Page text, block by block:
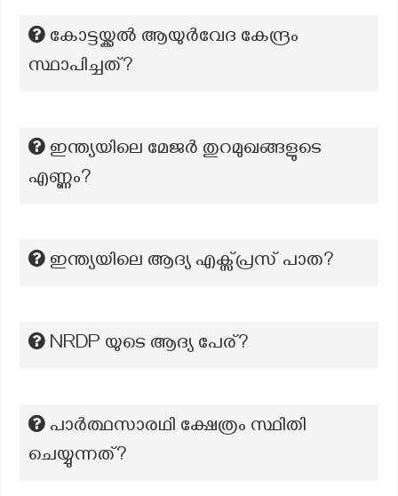
കോട്ടയ്ക്കല്‍ ആയുര്‍വേദ കേന്ദ്രം
സ്ഥാപിച്ചത്?
ഇന്ത്യയിലെ മേജർ തുറമുഖങ്ങളുടെ
എണ്ണം?
ഇന്ത്യയിലെ ആദ്യ എക്സ്പ്രസ് പാത?
NRDP യുടെ ആദ്യ പേര്?
പാർത്ഥസാരഥി ക്ഷേത്രം സ്ഥിതി
ചെയ്യുന്നത്?